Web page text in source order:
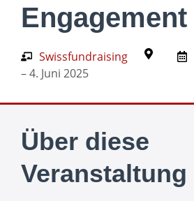
Engagement
Swissfundraising
– 4. Juni 2025
Über diese
Veranstaltung